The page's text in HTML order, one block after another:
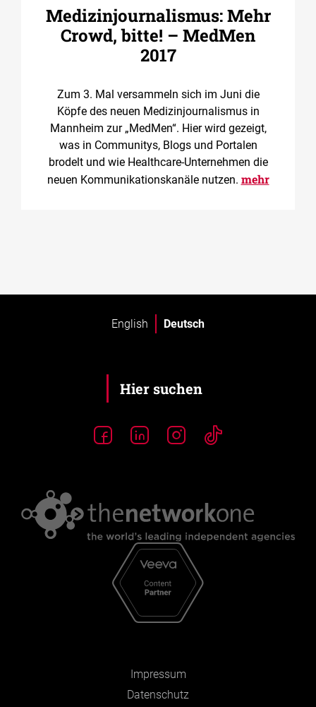
Medizin­journalismus: Mehr
Crowd, bitte! – MedMen
2017
Zum 3. Mal versammeln sich im Juni die
Köpfe des neuen Medizinjournalismus in
Mannheim zur „MedMen“. Hier wird gezeigt,
was in Communitys, Blogs und Portalen
brodelt und wie Healthcare-Unternehmen die
neuen Kommunikationskanäle nutzen. mehr
English Deutsch
Impressum
Datenschutz